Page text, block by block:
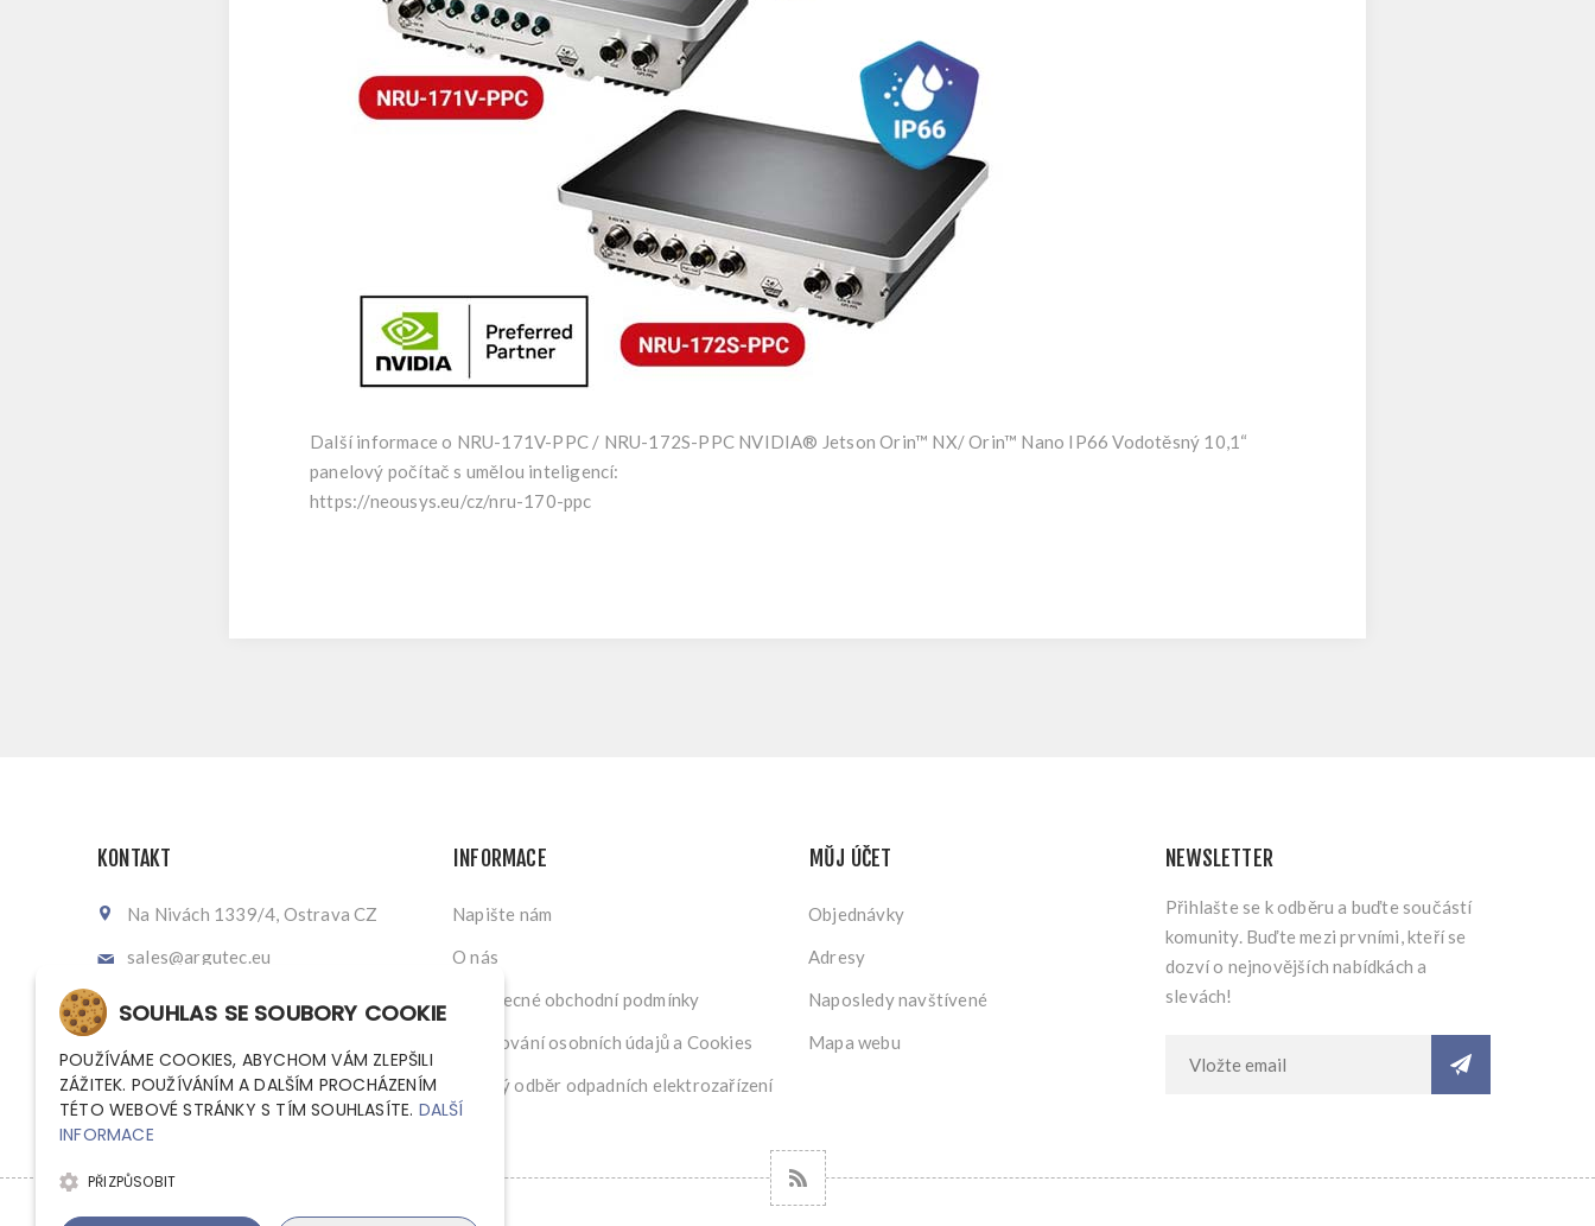
Další informace o NRU-171V-PPC / NRU-172S-PPC NVIDIA® Jetson Orin™ NX/ Orin™ Nano IP66 Vodotěsný 10,1“
panelový počítač s umělou inteligencí:
https://neousys.eu/cz/nru-170-ppc
KONTAKT
Na Nivách 1339/4, Ostrava CZ
sales@argutec.eu
INFORMACE
Napište nám
O nás
Všeobecné obchodní podmínky
Zpracování osobních údajů a Cookies
Zpětný odběr odpadních elektrozařízení
MŮJ ÚČET
Objednávky
Adresy
Naposledy navštívené
Mapa webu
NEWSLETTER
Přihlašte se k odběru a buďte součástí
komunity. Buďte mezi prvními, kteří se
dozví o nejnovějších nabídkách a
slevách!
SOUHLAS SE SOUBORY COOKIE
POUŽÍVÁME COOKIES, ABYCHOM VÁM ZLEPŠILI
ZÁŽITEK. POUŽÍVÁNÍM A DALŠÍM PROCHÁZENÍM
TÉTO WEBOVÉ STRÁNKY S TÍM SOUHLASÍTE. DALŠÍ
INFORMACE
PŘIZPŮSOBIT